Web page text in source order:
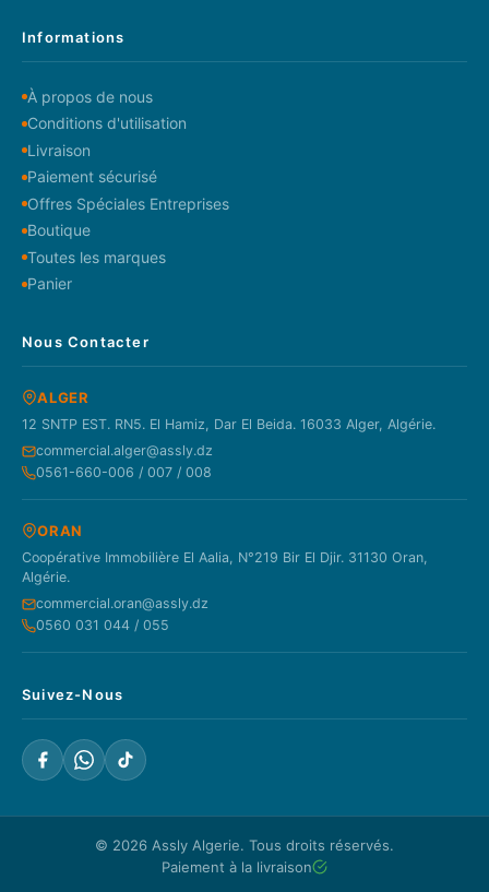
Informations
À propos de nous
Conditions d'utilisation
Livraison
Paiement sécurisé
Offres Spéciales Entreprises
Boutique
Toutes les marques
Panier
Nous Contacter
ALGER
12 SNTP EST. RN5. El Hamiz, Dar El Beida. 16033 Alger, Algérie.
commercial.alger@assly.dz
0561-660-006 / 007 / 008
ORAN
Coopérative Immobilière El Aalia, N°219 Bir El Djir. 31130 Oran,
Algérie.
commercial.oran@assly.dz
0560 031 044 / 055
Suivez-Nous
© 2026 Assly Algerie. Tous droits réservés.
Paiement à la livraison